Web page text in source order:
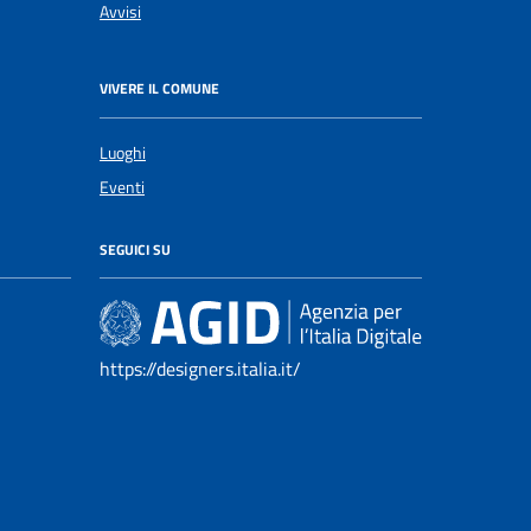
Avvisi
VIVERE IL COMUNE
Luoghi
Eventi
SEGUICI SU
https://designers.italia.it/